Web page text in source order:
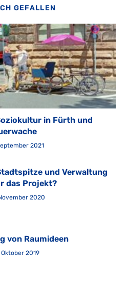
GEFALLEN
in Fürth und
2021
und Verwaltung
das Projekt?
2020
von Raumideen
2019